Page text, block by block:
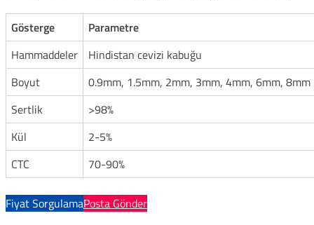
Gösterge
Parametre
Hammaddeler
Hindistan cevizi kabuğu
Boyut
0.9mm, 1.5mm, 2mm, 3mm, 4mm, 6mm, 8mm
Sertlik
>98%
Kül
2-5%
CTC
70-90%
Fiyat SorgulamaPosta Gönder